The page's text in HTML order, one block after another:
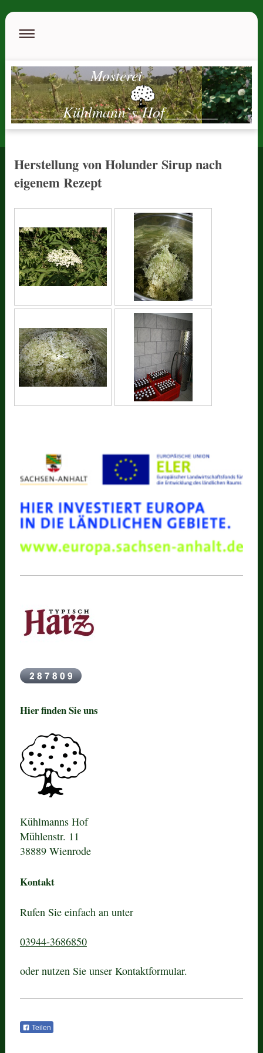
Mosterei
_______Kühlmann`s Hof_______
Herstellung von Holunder Sirup nach
eigenem Rezept
Hier finden Sie uns
Kühlmanns Hof
Mühlenstr. 11
38889 Wienrode
Kontakt
Rufen Sie einfach an unter
03944-3686850
oder nutzen Sie unser Kontaktformular.
Teilen